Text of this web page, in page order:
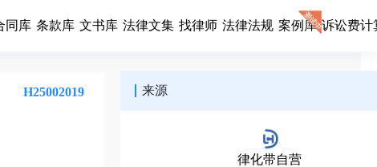
同库 条款库 文书库 法律文集 找律师 法律法规 案例库 诉讼费计
H25002019 来源
律化带自营